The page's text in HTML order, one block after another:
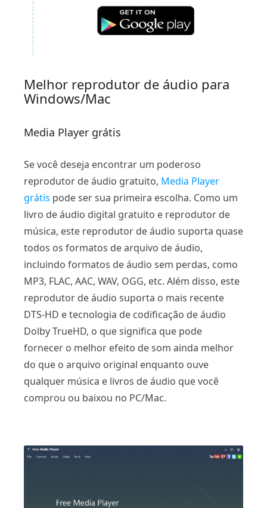
Melhor reprodutor de áudio para
Windows/Mac
Media Player grátis
Se você deseja encontrar um poderoso
reprodutor de áudio gratuito, Media Player
grátis pode ser sua primeira escolha. Como um
livro de áudio digital gratuito e reprodutor de
música, este reprodutor de áudio suporta quase
todos os formatos de arquivo de áudio,
incluindo formatos de áudio sem perdas, como
MP3, FLAC, AAC, WAV, OGG, etc. Além disso, este
reprodutor de áudio suporta o mais recente
DTS-HD e tecnologia de codificação de áudio
Dolby TrueHD, o que significa que pode
fornecer o melhor efeito de som ainda melhor
do que o arquivo original enquanto ouve
qualquer música e livros de áudio que você
comprou ou baixou no PC/Mac.